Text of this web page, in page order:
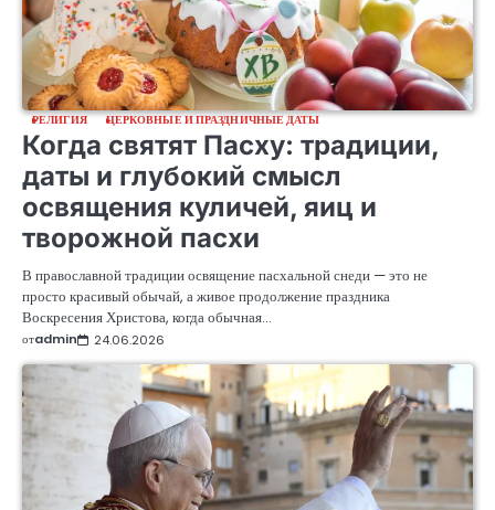
РЕЛИГИЯ ЦЕРКОВНЫЕ И ПРАЗДНИЧНЫЕ ДАТЫ
Когда святят Пасху: традиции,
даты и глубокий смысл
освящения куличей, яиц и
творожной пасхи
В православной традиции освящение пасхальной снеди — это не
просто красивый обычай, а живое продолжение праздника
Воскресения Христова, когда обычная…
отadmin 24.06.2026